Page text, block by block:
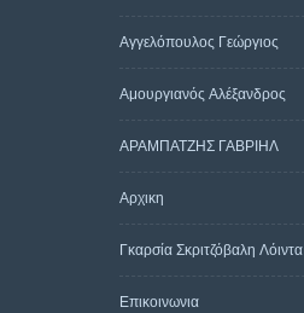
Αγγελόπουλος Γεώργιος
Αμουργιανός Αλέξανδρος
ΑΡΑΜΠΑΤΖΗΣ ΓΑΒΡΙΗΛ
Αρχικη
Γκαρσία Σκριτζόβαλη Λόιντα
Επικοινωνια